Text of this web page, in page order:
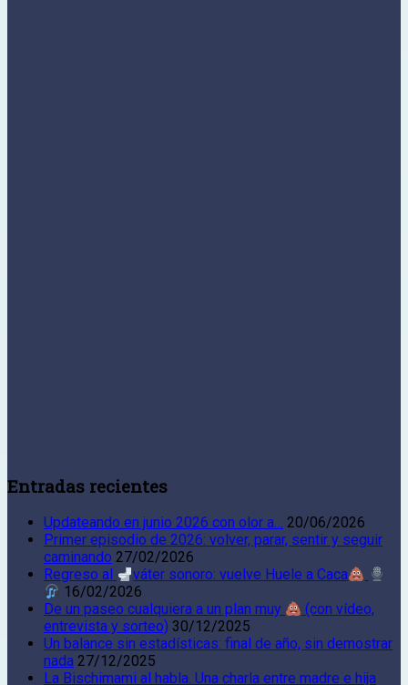
Entradas recientes
Updateando en junio 2026 con olor a… 20/06/2026
Primer episodio de 2026: volver, parar, sentir y seguir
caminando 27/02/2026
Regreso al
váter sonoro: vuelve Huele a Caca
16/02/2026
De un paseo cualquiera a un plan muy
(con vídeo,
entrevista y sorteo) 30/12/2025
Un balance sin estadísticas: final de año, sin demostrar
nada 27/12/2025
La Bischimami al habla. Una charla entre madre e hija